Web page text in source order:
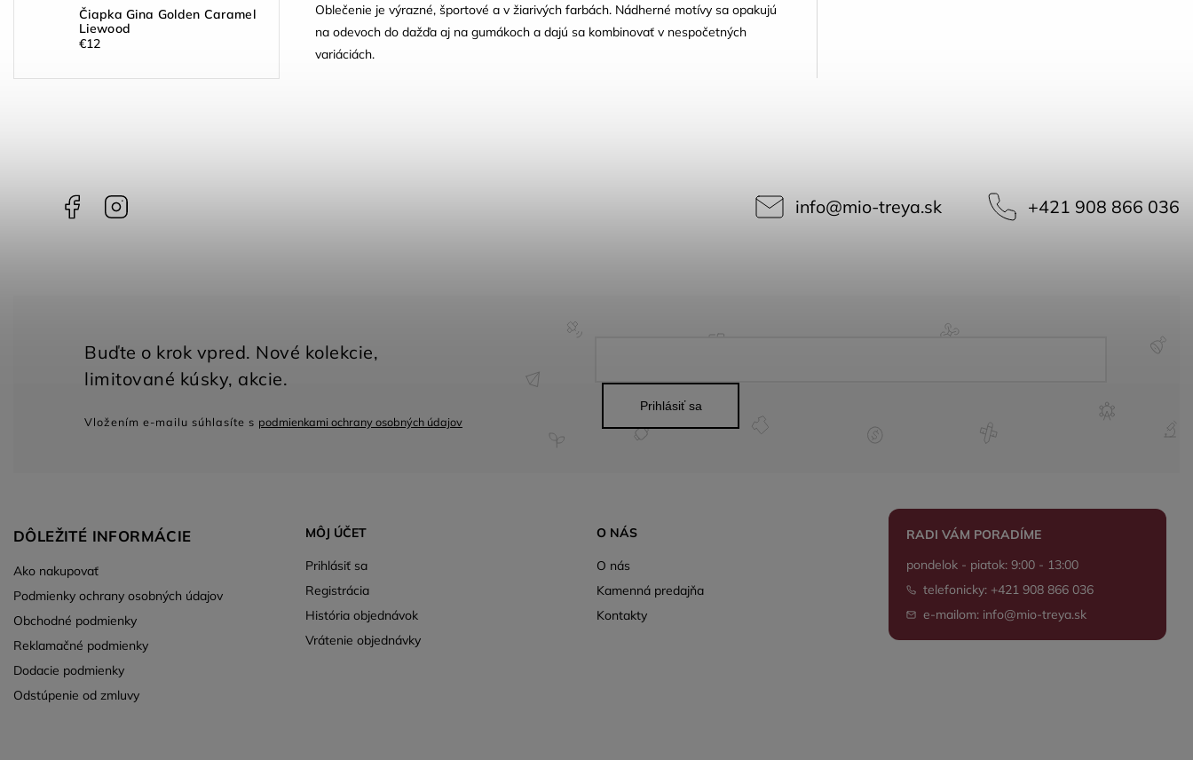
Čiapka Gina Golden Caramel
Liewood
€12
Oblečenie je výrazné, športové a v žiarivých farbách. Nádherné motívy sa opakujú
na odevoch do dažďa aj na gumákoch a dajú sa kombinovať v nespočetných
variáciách.
Facebook info@mio-treya.sk +421 908 866 036
DÔLEŽITÉ INFORMÁCIE
Ako nakupovať
Podmienky ochrany osobných údajov
Obchodné podmienky
Reklamačné podmienky
Dodacie podmienky
Odstúpenie od zmluvy
MÔJ ÚČET
Prihlásiť sa
Registrácia
História objednávok
Vrátenie objednávky
Vložením e-mailu súhlasíte s podmienkami ochrany osobných údajov
Prihlásiť sa
O NÁS
O nás
Kamenná predajňa
Kontakty
RADI VÁM PORADÍME
pondelok - piatok: 9:00 - 13:00
telefonicky: +421 908 866 036
e-mailom: info@mio-treya.sk